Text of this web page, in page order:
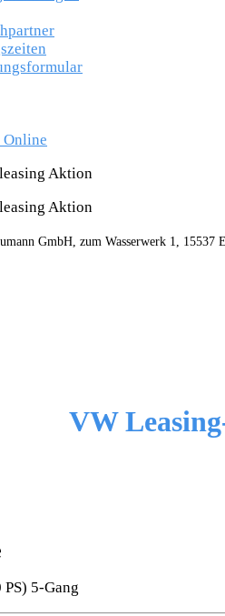
Online
GmbH, zum Wasserwerk 1,
VW
PS) 5-Gang